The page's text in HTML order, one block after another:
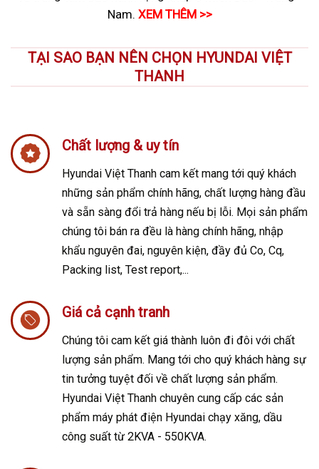
Nam. XEM THÊM >>
TẠI SAO BẠN NÊN CHỌN HYUNDAI VIỆT
THANH
Chất lượng & uy tín
Hyundai Việt Thanh cam kết mang tới quý khách
những sản phẩm chính hãng, chất lượng hàng đầu
và sẵn sàng đổi trả hàng nếu bị lỗi. Mọi sản phẩm
chúng tôi bán ra đều là hàng chính hãng, nhập
khẩu nguyên đai, nguyên kiện, đầy đủ Co, Cq,
Packing list, Test report,...
Giá cả cạnh tranh
Chúng tôi cam kết giá thành luôn đi đôi với chất
lượng sản phẩm. Mang tới cho quý khách hàng sự
tin tưởng tuyệt đối về chất lượng sản phẩm.
Hyundai Việt Thanh chuyên cung cấp các sản
phẩm máy phát điện Hyundai chạy xăng, dầu
công suất từ 2KVA - 550KVA.